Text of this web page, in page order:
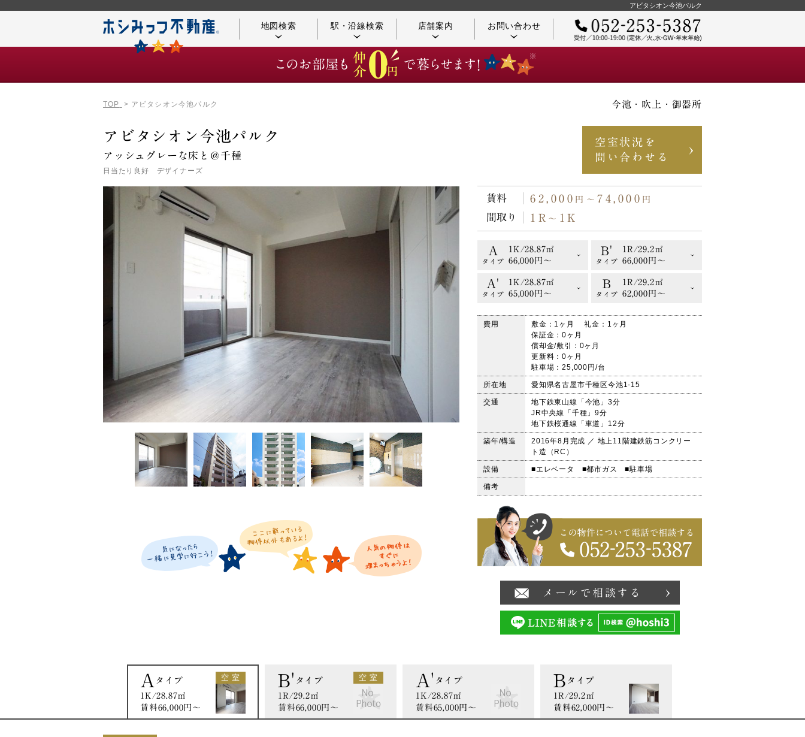
アビタシオン今池パルク
地図検索 駅・沿線検索 店舗案内
名古屋案内 コンシェルジュ紹介 物件オーナーさまへ
お問い合わせ
TOP アビタシオン今池パルク 今池・吹上・御器所
アビタシオン今池パルク
アッシュグレーな床と＠千種
日当たり良好 デザイナーズ
空室状況を
問い合わせる
賃料 62,000 円〜 74,000 円
間取り 1R 〜 1K
A
タイプ
1K/28.87㎡
66,000円〜
B'
タイプ
1R/29.2㎡
66,000円〜
A'
タイプ
1K/28.87㎡
65,000円〜
B
タイプ
1R/29.2㎡
62,000円〜
費用
敷金：1ヶ月 礼金：1ヶ月
保証金：0ヶ月
償却金/敷引：0ヶ月
更新料：0ヶ月
駐車場：25,000円/台
所在地 愛知県名古屋市千種区今池1-15
交通
地下鉄東山線「今池」3分
JR中央線「千種」9分
地下鉄桜通線「車道」12分
築年/構造
2016年8月完成 ／ 地上11階建鉄筋コンクリー
ト造（RC）
設備 ■エレベータ ■都市ガス■駐車場
備考
メールで相談する
空 室
A タイプ
1K/28.87㎡
賃料66,000円〜
空 室
B' タイプ
1R/29.2㎡
賃料66,000円〜
A' タイプ
1K/28.87㎡
賃料65,000円〜
B タイプ
1R/29.2㎡
賃料62,000円〜